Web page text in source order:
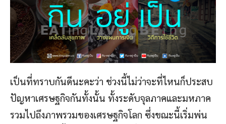
เป็นที่ทราบกันดีนะคะว่า ช่วงนี้ไม่ว่าจะที่ไหนก็ประสบ
ปัญหาเศรษฐกิจกันทั้งนั้น ทั้งระดับจุลภาคและมหภาค
รวมไปถึงภาพรวมของเศรษฐกิจโลก ซึ่งขณะนี้เริ่มพ่น